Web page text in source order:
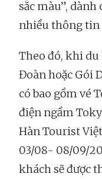
sắc màu”,
nhiều thông tin
Theo đó, khi
Đoàn hoặc Gói
có bao gồm vé
điện ngầm
Hàn Tourist
03/08- 08/09/
khách sẽ được